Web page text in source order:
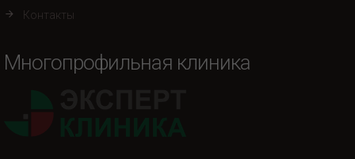
Контакты
Многопрофильная клиника